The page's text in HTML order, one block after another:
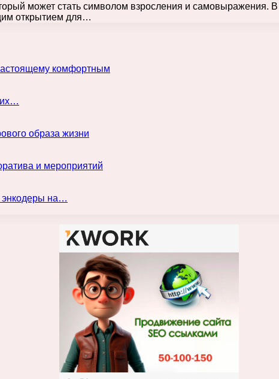
может стать символом взросления и самовыражения.
открытием для…
комфортным
образа жизни
и мероприятий
энкодеры на…